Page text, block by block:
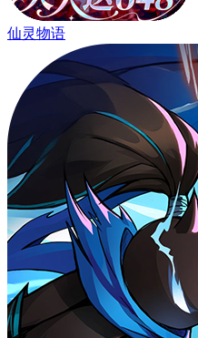
仙灵物语